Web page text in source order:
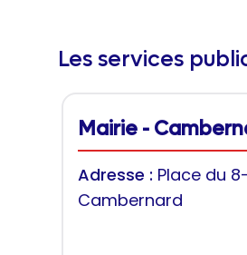
Les services
Mairie -
Adresse : Place du
Cambernard